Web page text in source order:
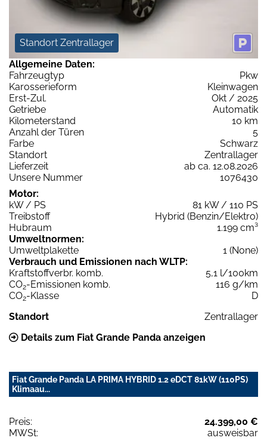
Standort Zentrallager
Allgemeine Daten:
Fahrzeugtyp
Pkw
Karosserieform
Kleinwagen
Erst-Zul.
Okt / 2025
Getriebe
Automatik
Kilometerstand
10 km
Anzahl der Türen
5
Farbe
Schwarz
Standort
Zentrallager
Lieferzeit
ab ca. 12.08.2026
Unsere Nummer
1076430
Motor:
kW / PS
81 kW / 110 PS
Treibstoff
Hybrid (Benzin/Elektro)
Hubraum
1.199 cm³
Umweltnormen:
Umweltplakette
1 (None)
Verbrauch und Emissionen nach WLTP:
Kraftstoffverbr. komb.
5,1 l/100km
CO2-Emissionen komb.
116 g/km
CO2-Klasse
D
Standort
Zentrallager
Details zum Fiat Grande Panda anzeigen
Fiat Grande Panda LA PRIMA HYBRID 1.2 eDCT 81kW (110PS)
Klimaau...
Preis:
24.399,00 €
MWSt:
ausweisbar